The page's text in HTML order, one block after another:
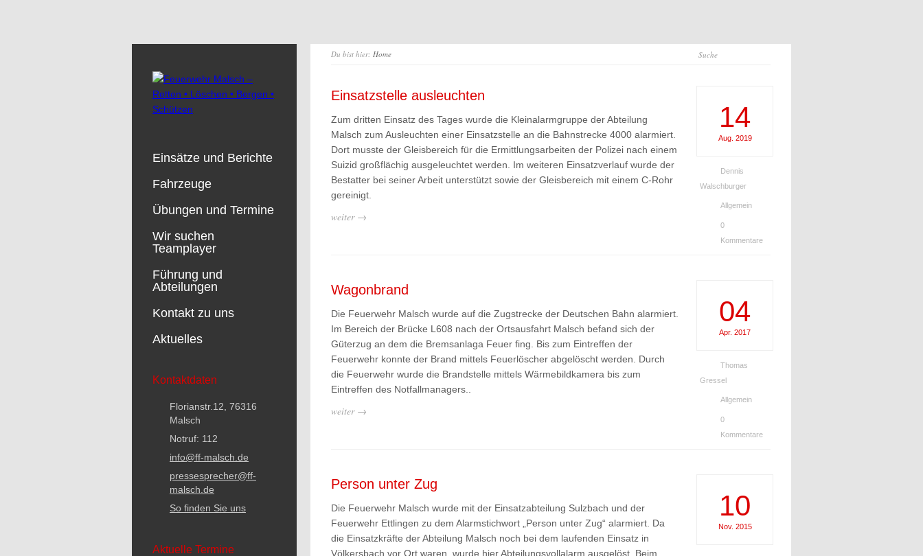
Du bist hier: Home
Einsatzstelle ausleuchten
Zum dritten Einsatz des Tages wurde die Kleinalarmgruppe der Abteilung
Malsch zum Ausleuchten einer Einsatzstelle an die Bahnstrecke 4000 alarmiert.
Dort musste der Gleisbereich für die Ermittlungsarbeiten der Polizei nach einem
Suizid großflächig ausgeleuchtet werden. Im weiteren Einsatzverlauf wurde der
Bestatter bei seiner Arbeit unterstützt sowie der Gleisbereich mit einem C-Rohr
gereinigt.
weiter →
14
Aug. 2019
Dennis
Walschburger
Allgemein
0
Kommentare
Wagonbrand
Die Feuerwehr Malsch wurde auf die Zugstrecke der Deutschen Bahn alarmiert.
Im Bereich der Brücke L608 nach der Ortsausfahrt Malsch befand sich der
Güterzug an dem die Bremsanlaga Feuer fing. Bis zum Eintreffen der
Feuerwehr konnte der Brand mittels Feuerlöscher abgelöscht werden. Durch
die Feuerwehr wurde die Brandstelle mittels Wärmebildkamera bis zum
Eintreffen des Notfallmanagers..
weiter →
04
Apr. 2017
Thomas
Gressel
Allgemein
0
Kommentare
Person unter Zug
Die Feuerwehr Malsch wurde mit der Einsatzabteilung Sulzbach und der
Feuerwehr Ettlingen zu dem Alarmstichwort „Person unter Zug“ alarmiert. Da
die Einsatzkräfte der Abteilung Malsch noch bei dem laufenden Einsatz in
Völkersbach vor Ort waren, wurde hier Abteilungsvollalarm ausgelöst. Beim
10
Nov. 2015
Einsätze und Berichte
Fahrzeuge
Übungen und Termine
Wir suchen
Teamplayer
Führung und
Abteilungen
Kontakt zu uns
Aktuelles
Kontaktdaten
Florianstr.12, 76316
Malsch
Notruf: 112
info@ff-malsch.de
pressesprecher@ff-
malsch.de
So finden Sie uns
Aktuelle Termine